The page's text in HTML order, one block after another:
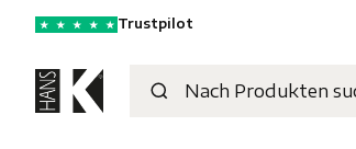
★ ★ ★ ★ ★ Trustpilot